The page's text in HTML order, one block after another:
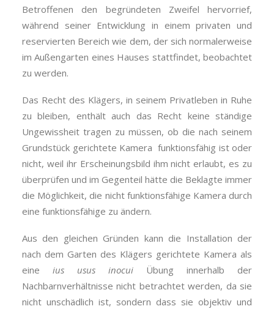
Betroffenen den begründeten Zweifel hervorrief,
während seiner Entwicklung in einem privaten und
reservierten Bereich wie dem, der sich normalerweise
im Außengarten eines Hauses stattfindet, beobachtet
zu werden.
Das Recht des Klägers, in seinem Privatleben in Ruhe
zu bleiben, enthält auch das Recht keine ständige
Ungewissheit tragen zu müssen, ob die nach seinem
Grundstück gerichtete Kamera funktionsfähig ist oder
nicht, weil ihr Erscheinungsbild ihm nicht erlaubt, es zu
überprüfen und im Gegenteil hätte die Beklagte immer
die Möglichkeit, die nicht funktionsfähige Kamera durch
eine funktionsfähige zu ändern.
Aus den gleichen Gründen kann die Installation der
nach dem Garten des Klägers gerichtete Kamera als
eine ius usus inocui Übung innerhalb der
Nachbarnverhältnisse nicht betrachtet werden, da sie
nicht unschädlich ist, sondern dass sie objektiv und